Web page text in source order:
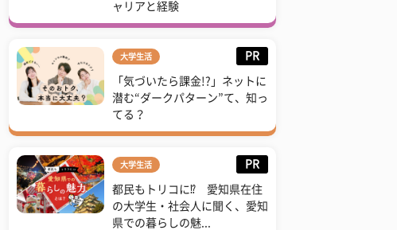
ャリアと経験
大学生活 PR
「気づいたら課金!?」ネットに
潜む“ダークパターン”て、知っ
てる？
大学生活 PR
都民もトリコに⁉ 愛知県在住
の大学生・社会人に聞く、愛知
県での暮らしの魅...